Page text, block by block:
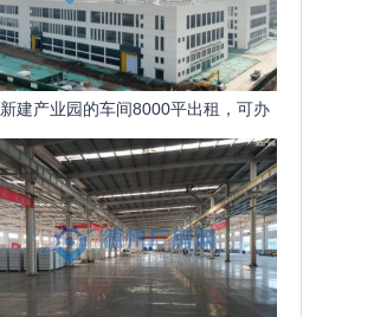
新建产业园的车间8000平出租，可办
公，交通便利